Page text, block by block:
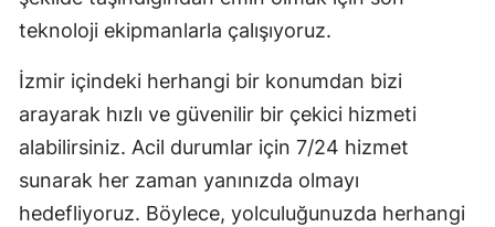
Zonguldak
Aksaray
Bayburt
Karaman
Kırıkkale
teknoloji ekipmanlarla çalışıyoruz.
İzmir içindeki herhangi bir konumdan bizi
arayarak hızlı ve güvenilir bir çekici hizmeti
alabilirsiniz. Acil durumlar için 7/24 hizmet
sunarak her zaman yanınızda olmayı
hedefliyoruz. Böylece, yolculuğunuzda herhangi